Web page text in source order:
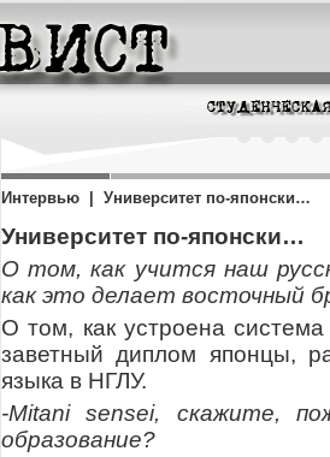
Интервью | Университет по-японски…
Университет по-японски…
О том, как учится наш
как это делает восточный
О том, как устроена
заветный диплом японцы,
языка в НГЛУ.
-Mitani sensei, скажите,
образование?